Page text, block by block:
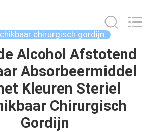
chirurgisch gordijn
Alcohol Afstotend
Absorbeermiddel
Kleuren Steriel
Chirurgisch
Gordijn